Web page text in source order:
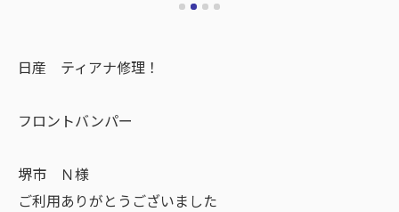
日産 ティアナ修理！
フロントバンパー
堺市 Ｎ様
ご利用ありがとうございました